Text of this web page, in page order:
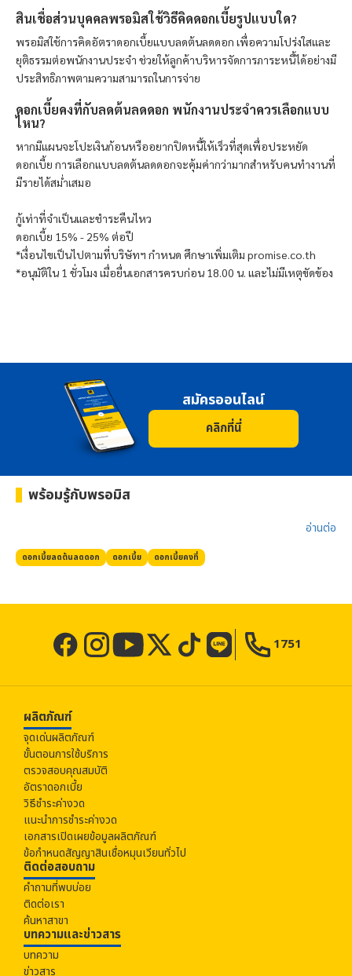
สินเชื่อส่วนบุคคลพรอมิสใช้วิธีคิดดอกเบี้ยรูปแบบใด?
พรอมิสใช้การคิดอัตราดอกเบี้ยแบบลดต้นลดดอก เพื่อความโปร่งใสและ
ยุติธรรมต่อพนักงานประจำ ช่วยให้ลูกค้าบริหารจัดการภาระหนี้ได้อย่างมี
ประสิทธิภาพตามความสามารถในการจ่าย
ดอกเบี้ยคงที่กับลดต้นลดดอก พนักงานประจำควรเลือกแบบ
ไหน?
หากมีแผนจะโปะเงินก้อนหรืออยากปิดหนี้ให้เร็วที่สุดเพื่อประหยัด
ดอกเบี้ย การเลือกแบบลดต้นลดดอกจะคุ้มค่ากว่ามากสำหรับคนทำงานที่
มีรายได้สม่ำเสมอ
กู้เท่าที่จำเป็นและชำระคืนไหว
ดอกเบี้ย 15% - 25% ต่อปี
*เงื่อนไขเป็นไปตามที่บริษัทฯ กำหนด ศึกษาเพิ่มเติม promise.co.th
*อนุมัติใน 1 ชั่วโมง เมื่อยื่นเอกสารครบก่อน 18.00 น. และไม่มีเหตุขัดข้อง
สมัครออนไลน์
คลิกที่นี่
พร้อมรู้กับพรอมิส
ดอกเบี้ยลดต้นลดดอก ดอกเบี้ย ดอกเบี้ยคงที่
อ่านต่อ​
1751
ผลิตภัณฑ์
จุดเด่นผลิตภัณฑ์
ขั้นตอนการใช้บริการ
ตรวจสอบคุณสมบัติ
อัตราดอกเบี้ย
วิธีชำระค่างวด
แนะนำการชำระค่างวด
เอกสารเปิดเผยข้อมูลผลิตภัณฑ์
ข้อกำหนดสัญญาสินเชื่อหมุนเวียนทั่วไป
ติดต่อสอบถาม
คำถามที่พบบ่อย
ติดต่อเรา
ค้นหาสาขา
บทความและข่าวสาร
บทความ
ข่าวสาร